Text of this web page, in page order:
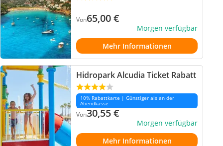
Von65,00€
Morgen verfügbar
Mehr Informationen
Hidropark Alcudia Ticket Rabatt
10% Rabattkarte | Günstiger als an der
Abendkasse
Von30,55€
Morgen verfügbar
Mehr Informationen